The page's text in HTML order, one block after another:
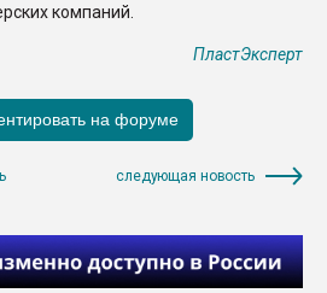
компаний.
ПластЭксперт
следующая новость